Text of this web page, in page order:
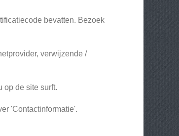
bevatten. Bezoek
verwijzende /
op de site surft.
'Contactinformatie'.